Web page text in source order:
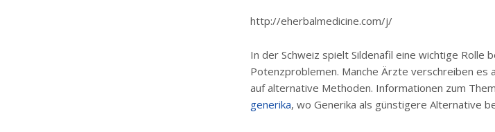
http://eherbalmedicine.com/j/
In der Schweiz spielt Sildenafil eine wichtige Rolle
Potenzproblemen. Manche Ärzte verschreiben
auf alternative Methoden. Informationen zum
generika, wo Generika als günstigere Alternative